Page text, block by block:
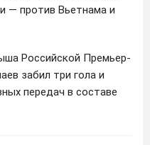
— против Вьетнама и
Российской Премьер-
забил три гола и
передач в составе